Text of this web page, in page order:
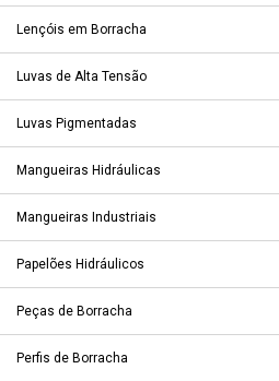
Lençóis em Borracha
Luvas de Alta Tensão
Luvas Pigmentadas
Mangueiras Hidráulicas
Mangueiras Industriais
Papelões Hidráulicos
Peças de Borracha
Perfis de Borracha